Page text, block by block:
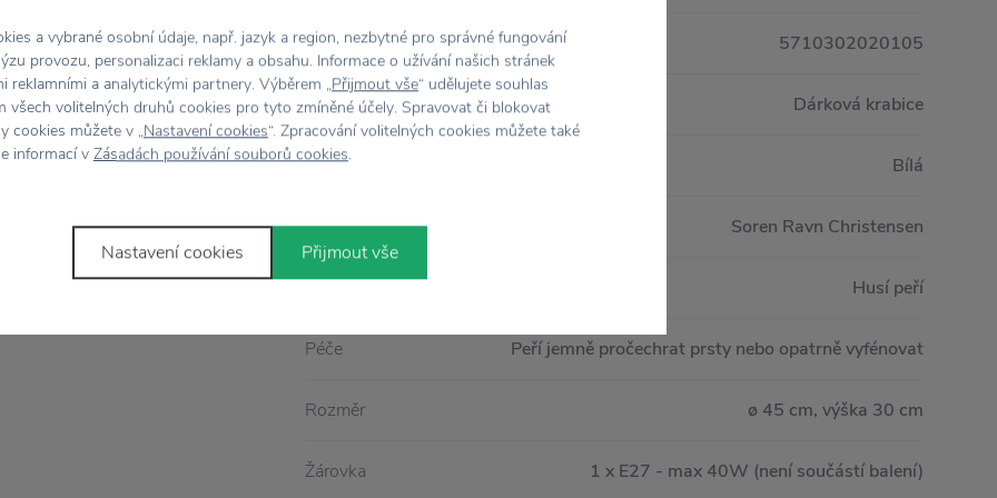
svítidlo
hebké
harmonie a útulnou
pokoj.
jednoduché – stačí jej
který
a vytvořit si tak
EAN 5710302020105
Balení Dárková krabice
Barva Bílá
Designér Soren Ravn Christensen
Materiál Husí peří
Péče Peří jemně pročechrat prsty nebo opatrně vyfénovat
Rozměr ø 45 cm, výška 30 cm
Žárovka 1 x E27 - max 40W (není součástí balení)
a vybrané osobní údaje, např. jazyk a region, nezbytné pro správné fungování
provozu, personalizaci reklamy a obsahu. Informace o užívání našich stránek
reklamními a analytickými partnery. Výběrem „Přijmout vše“ udělujete souhlas
všech volitelných druhů cookies pro tyto zmíněné účely. Spravovat či blokovat
cookies můžete v „Nastavení cookies“. Zpracování volitelných cookies můžete také
informací v Zásadách používání souborů cookies.
Nastavení cookies Přijmout vše